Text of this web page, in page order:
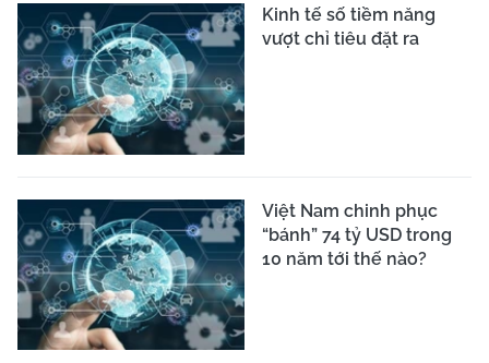
Kinh tế số tiềm năng
vượt chỉ tiêu đặt ra
Việt Nam chinh phục
“bánh” 74 tỷ USD trong
10 năm tới thế nào?